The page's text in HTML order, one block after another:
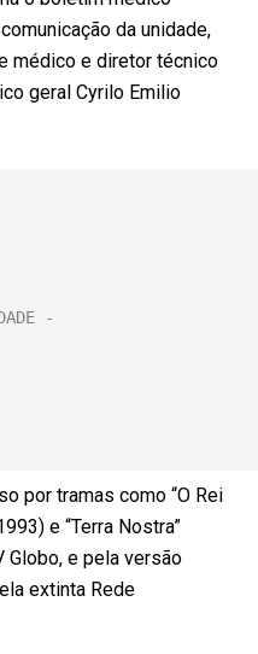
da unidade,
médico e diretor técnico
geral Cyrilo Emilio
por tramas como “O Rei
e “Terra Nostra”
Globo, e pela versão
extinta Rede